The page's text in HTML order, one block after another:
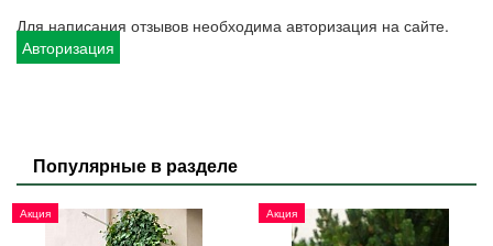
Для написания отзывов необходима авторизация на сайте.
Авторизация
Популярные в разделе
Акция Акция